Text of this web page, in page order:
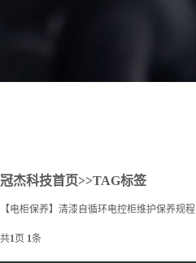
冠杰科技首页>>TAG标签
【电柜保养】清漆自循环电控柜维护保养规程
共1页 1条